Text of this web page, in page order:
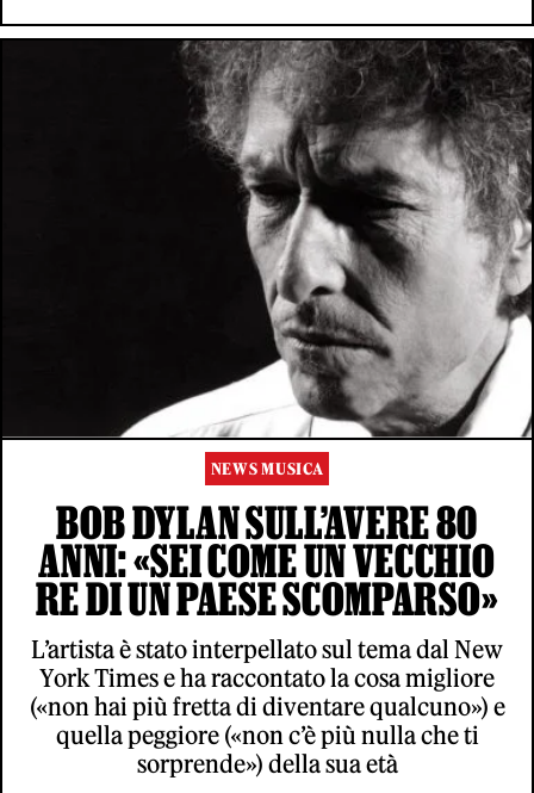
NEWS MUSICA
BOB DYLAN SULL’AVERE 80
ANNI: «SEI COME UN VECCHIO
RE DI UN PAESE SCOMPARSO»
L’artista è stato interpellato sul tema dal New
York Times e ha raccontato la cosa migliore
(«non hai più fretta di diventare qualcuno») e
quella peggiore («non c’è più nulla che ti
sorprende») della sua età